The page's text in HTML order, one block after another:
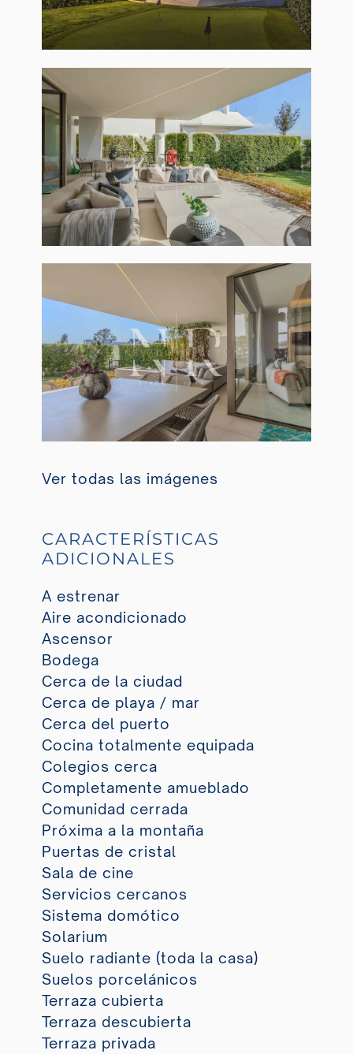
Ver todas las imágenes
CARACTERÍSTICAS
ADICIONALES
A estrenar
Aire acondicionado
Ascensor
Bodega
Cerca de la ciudad
Cerca de playa / mar
Cerca del puerto
Cocina totalmente equipada
Colegios cerca
Completamente amueblado
Comunidad cerrada
Próxima a la montaña
Puertas de cristal
Sala de cine
Servicios cercanos
Sistema domótico
Solarium
Suelo radiante (toda la casa)
Suelos porcelánicos
Terraza cubierta
Terraza descubierta
Terraza privada